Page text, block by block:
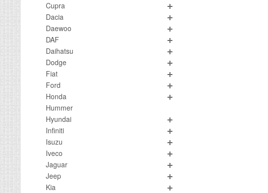
Cupra
Dacia
Daewoo
DAF
Daihatsu
Dodge
Fiat
Ford
Honda
Hummer
Hyundai
Infiniti
Isuzu
Iveco
Jaguar
Jeep
Kia